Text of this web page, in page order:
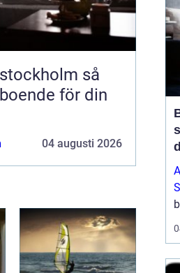
så
för din
04 augusti 2026